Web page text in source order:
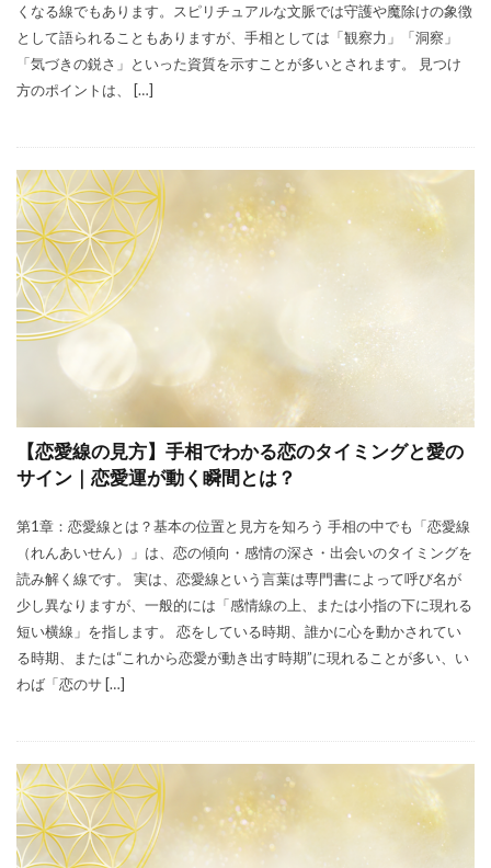
くなる線でもあります。スピリチュアルな文脈では守護や魔除けの象徴
として語られることもありますが、手相としては「観察力」「洞察」
「気づきの鋭さ」といった資質を示すことが多いとされます。 見つけ
方のポイントは、 […]
【恋愛線の見方】手相でわかる恋のタイミングと愛の
サイン｜恋愛運が動く瞬間とは？
第1章：恋愛線とは？基本の位置と見方を知ろう 手相の中でも「恋愛線
（れんあいせん）」は、恋の傾向・感情の深さ・出会いのタイミングを
読み解く線です。 実は、恋愛線という言葉は専門書によって呼び名が
少し異なりますが、一般的には「感情線の上、または小指の下に現れる
短い横線」を指します。 恋をしている時期、誰かに心を動かされてい
る時期、または“これから恋愛が動き出す時期”に現れることが多い、い
わば「恋のサ […]